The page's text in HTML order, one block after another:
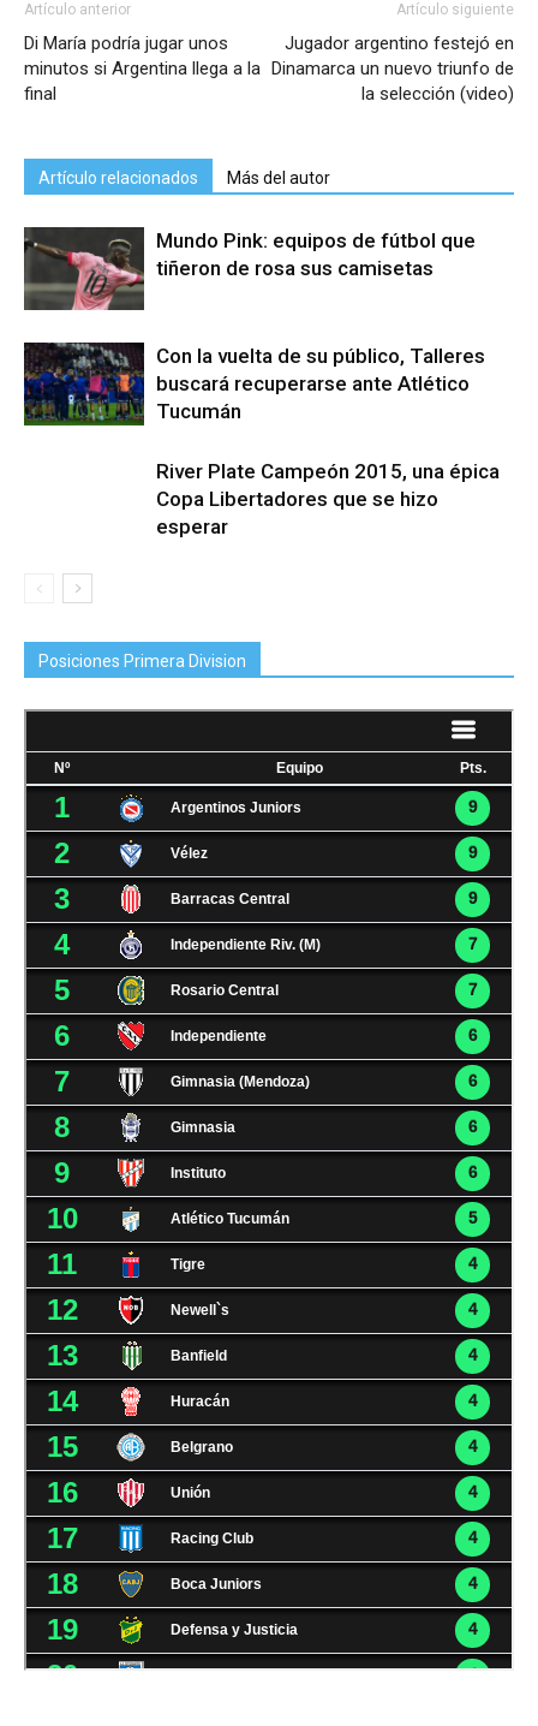
Artículo anterior
Di María podría jugar unos
minutos si Argentina llega a la
final
Artículo siguiente
Jugador argentino festejó en
Dinamarca un nuevo triunfo de
la selección (video)
Artículo relacionados Más del autor
Mundo Pink: equipos de fútbol que
tiñeron de rosa sus camisetas
Con la vuelta de su público, Talleres
buscará recuperarse ante Atlético
Tucumán
River Plate Campeón 2015, una épica
Copa Libertadores que se hizo
esperar
Posiciones Primera Division